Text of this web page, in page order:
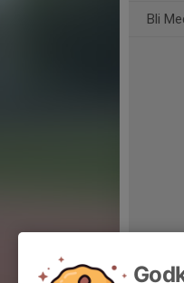
Bli